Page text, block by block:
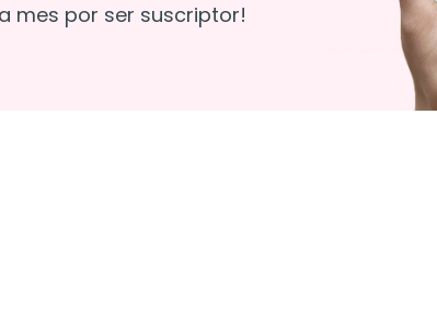
mes por ser suscriptor!